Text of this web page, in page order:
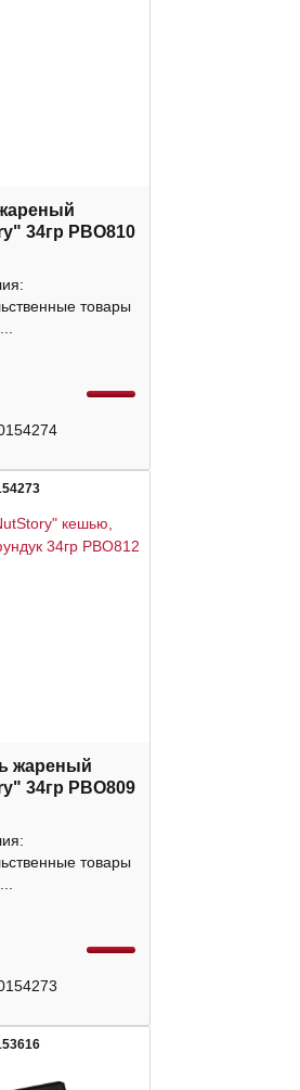
34гр РВО810
товары
жареный
34гр РВО809
товары